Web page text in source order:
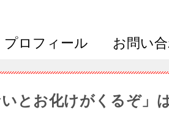
プロフィール お問い
いとお化けがくるぞ」